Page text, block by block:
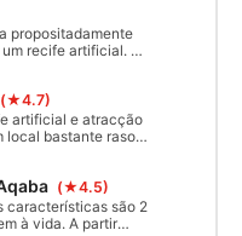
à linha, ou
até ao C130 e
propositadamente
recife artificial. A
(★4.7)
artificial e atracção
local bastante raso
17m. Em 2020,
um naufrágio
assento do piloto,
(★4.5)
características são 2
à vida. A partir